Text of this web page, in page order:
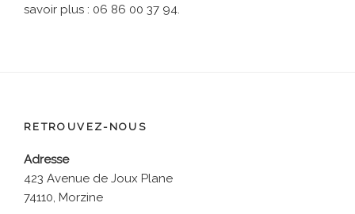
savoir plus : 06 86 00 37 94.
RETROUVEZ-NOUS
Adresse
423 Avenue de Joux Plane
74110, Morzine